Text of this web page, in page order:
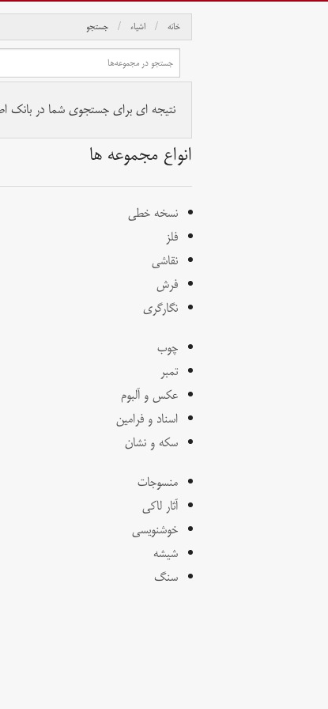
خانه اشیاء جستجو
نتیجه ای برای جستجوی شما در بانک
انواع مجموعه ها
نسخه خطی
فلز
نقاشی
فرش
نگارگری
چوب
تمبر
عکس و آلبوم
اسناد و فرامین
سکه و نشان
منسوجات
آثار لاکی
خوشنویسی
شیشه
سنگ